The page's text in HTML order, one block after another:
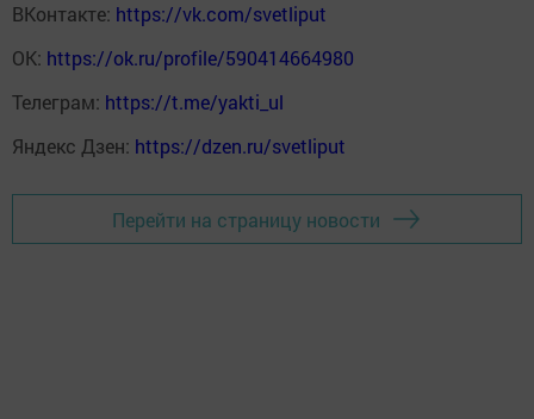
ВКонтакте: https://vk.com/svetliput
ОК: https://ok.ru/profile/590414664980
Телеграм: https://t.me/yakti_ul
Яндекс Дзен: https://dzen.ru/svetliput
Перейти на страницу новости